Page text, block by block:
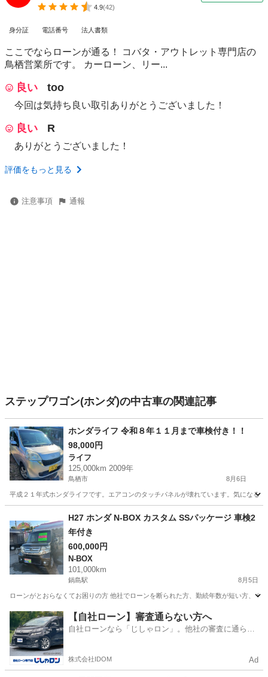
4.9(42)
身分証 電話番号 法人書類
ここでならローンが通る！ コバタ・アウトレット専門店の
鳥栖営業所です。 カーローン、リー...
良い too
今回は気持ち良い取引ありがとうございました！
良い R
ありがとうございました！
評価をもっと見る
注意事項 通報
ステップワゴン(ホンダ)の中古車の関連記事
ホンダライフ 令和８年１１月まで車検付き！！
98,000円
ライフ
125,000km 2009年
鳥栖市 8月6日
平成２１年式ホンダライフです。エアコンのタッチパネルが壊れています。気になる
ライフ ホンダライフ
H27 ホンダ N-BOX カスタム SSパッケージ 車検2
年付き
600,000円
N-BOX
101,000km
鍋島駅 8月5日
ローンがとおらなくてお困りの方 他社でローンを断られた方、勤続年数が短い方、
佐賀 佐賀市 鍋島駅 N-BOX 車両
【自社ローン】審査通らない方へ
自社ローンなら「じしゃロン」。他社の審査に通らな
株式会社IDOM Ad